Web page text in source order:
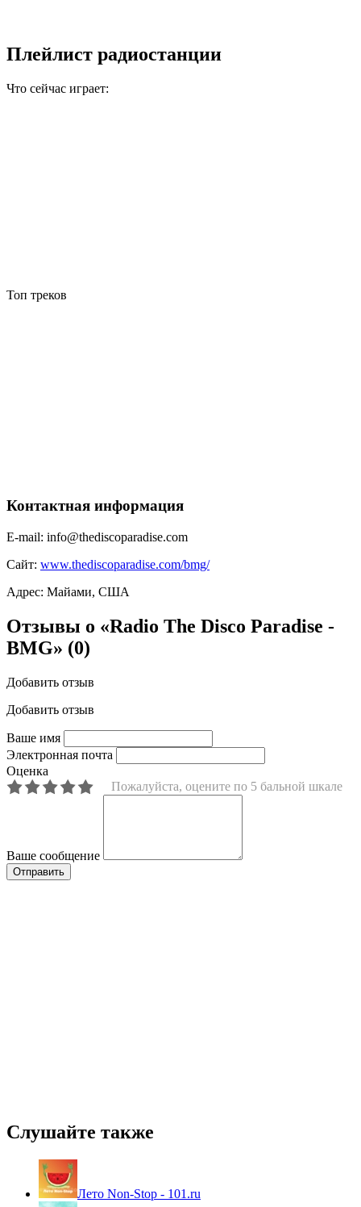
Плейлист радиостанции
Что сейчас играет:
Топ треков
Контактная информация
E-mail: info@thediscoparadise.com
Сайт: www.thediscoparadise.com/bmg/
Адрес: Майами, США
Отзывы о «Radio The Disco Paradise -
BMG» (0)
Добавить отзыв
Добавить отзыв
Ваше имя
Электронная почта
Оценка
Пожалуйста, оцените по 5 бальной шкале
Ваше сообщение
Слушайте также
Лето Non-Stop - 101.ru